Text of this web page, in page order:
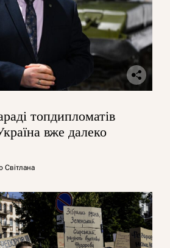
топдипломатів
вже далеко
Світлана